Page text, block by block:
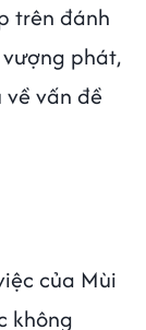
trên đánh
phát,
vấn đề
của Mùi
không